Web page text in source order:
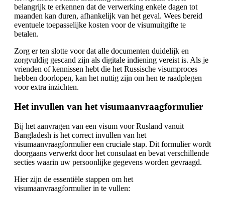
belangrijk te erkennen dat de verwerking enkele dagen tot
maanden kan duren, afhankelijk van het geval. Wees bereid
eventuele toepasselijke kosten voor de visumuitgifte te
betalen.
Zorg er ten slotte voor dat alle documenten duidelijk en
zorgvuldig gescand zijn als digitale indiening vereist is. Als je
vrienden of kennissen hebt die het Russische visumproces
hebben doorlopen, kan het nuttig zijn om hen te raadplegen
voor extra inzichten.
Het invullen van het visumaanvraagformulier
Bij het aanvragen van een visum voor Rusland vanuit
Bangladesh is het correct invullen van het
visumaanvraagformulier een cruciale stap. Dit formulier wordt
doorgaans verwerkt door het consulaat en bevat verschillende
secties waarin uw persoonlijke gegevens worden gevraagd.
Hier zijn de essentiële stappen om het
visumaanvraagformulier in te vullen: